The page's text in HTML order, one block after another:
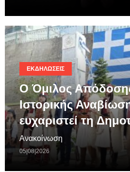
ΕΚΔΗΛΏΣΕΙΣ
Ο Όμιλος
Ιστορικής
ευχαριστεί τη
Ανακοίνωση
05|08|2026